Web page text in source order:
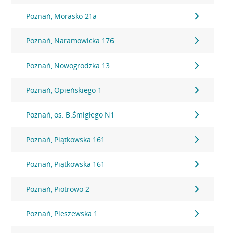
Poznań, Morasko 21a
Poznań, Naramowicka 176
Poznań, Nowogrodzka 13
Poznań, Opieńskiego 1
Poznań, os. B.Śmigłego N1
Poznań, Piątkowska 161
Poznań, Piątkowska 161
Poznań, Piotrowo 2
Poznań, Pleszewska 1